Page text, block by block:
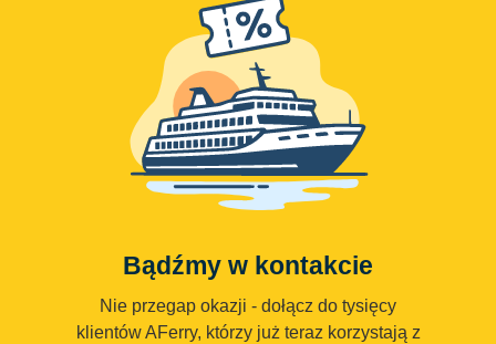
Bądźmy w kontakcie
Nie przegap okazji - dołącz do tysięcy
klientów AFerry, którzy już teraz korzystają z